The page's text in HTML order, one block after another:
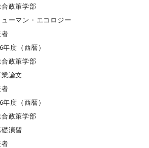
合政策学部
ューマン・エコロジー
者
年度（西暦）
合政策学部
論文
者
年度（西暦）
合政策学部
演習
者